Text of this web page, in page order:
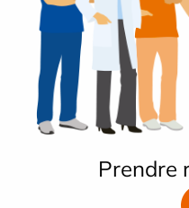
Prendre